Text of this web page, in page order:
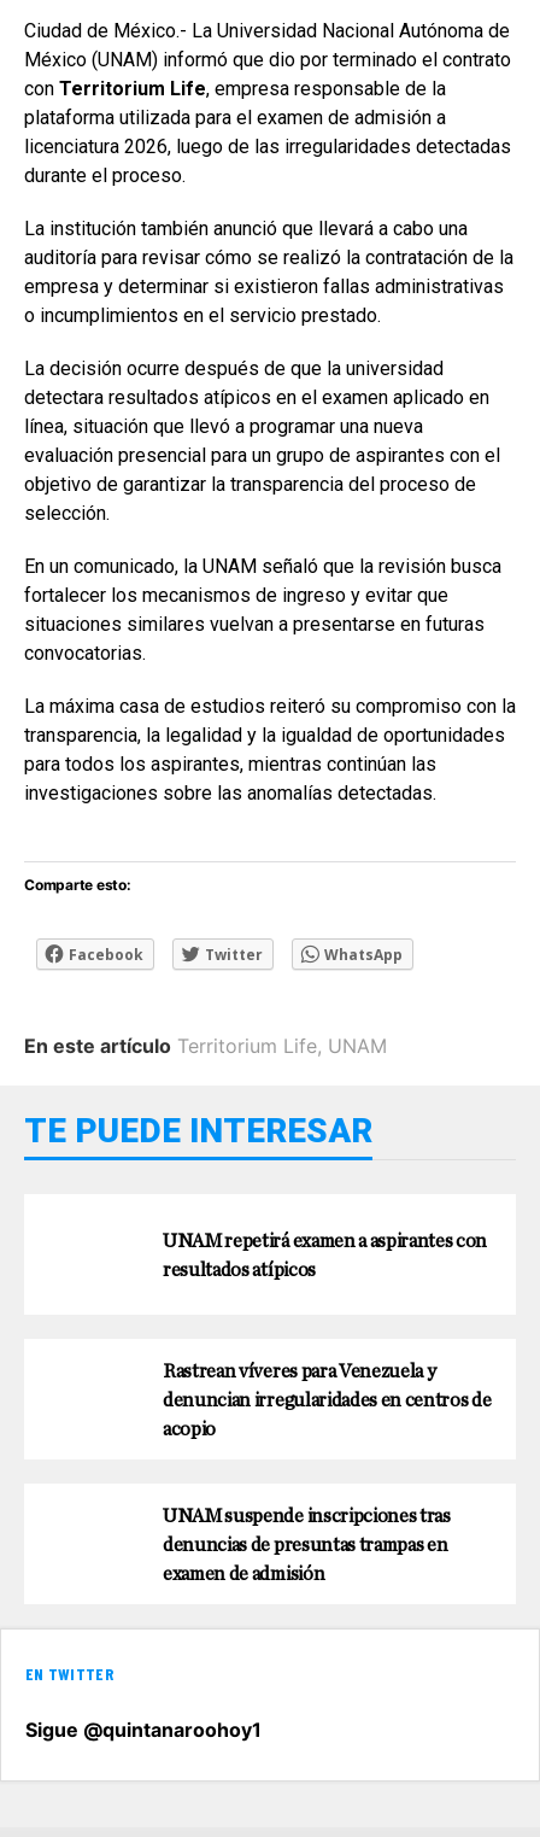
Ciudad de México.- La Universidad Nacional Autónoma de
México (UNAM) informó que dio por terminado el contrato
con Territorium Life, empresa responsable de la
plataforma utilizada para el examen de admisión a
licenciatura 2026, luego de las irregularidades detectadas
durante el proceso.
La institución también anunció que llevará a cabo una
auditoría para revisar cómo se realizó la contratación de la
empresa y determinar si existieron fallas administrativas
o incumplimientos en el servicio prestado.
La decisión ocurre después de que la universidad
detectara resultados atípicos en el examen aplicado en
línea, situación que llevó a programar una nueva
evaluación presencial para un grupo de aspirantes con el
objetivo de garantizar la transparencia del proceso de
selección.
En un comunicado, la UNAM señaló que la revisión busca
fortalecer los mecanismos de ingreso y evitar que
situaciones similares vuelvan a presentarse en futuras
convocatorias.
La máxima casa de estudios reiteró su compromiso con la
transparencia, la legalidad y la igualdad de oportunidades
para todos los aspirantes, mientras continúan las
investigaciones sobre las anomalías detectadas.
Comparte esto:
Facebook Twitter WhatsApp
En este artículo Territorium Life, UNAM
TE PUEDE INTERESAR
UNAM repetirá examen a aspirantes con
resultados atípicos
Rastrean víveres para Venezuela y
denuncian irregularidades en centros de
acopio
UNAM suspende inscripciones tras
denuncias de presuntas trampas en
examen de admisión
EN TWITTER
Sigue @quintanaroohoy1